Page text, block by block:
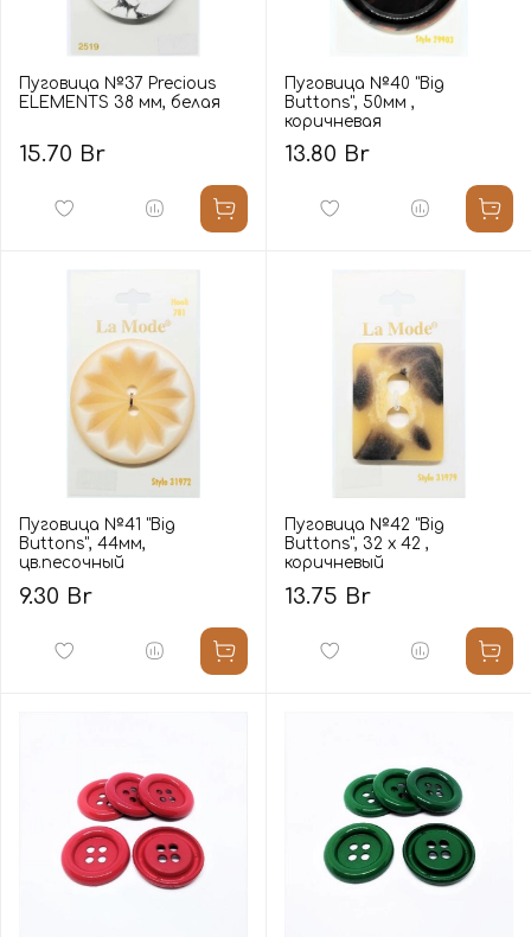
Пуговица №37 Precious
ELEMENTS 38 мм, белая
15.70 Br
Пуговица №40 "Big
Buttons", 50мм ,
коричневая
13.80 Br
Пуговица №41 "Big
Buttons", 44мм,
цв.песочный
9.30 Br
Пуговица №42 "Big
Buttons", 32 х 42 ,
коричневый
13.75 Br